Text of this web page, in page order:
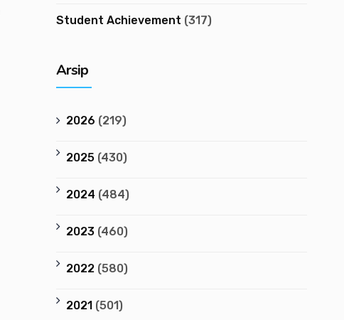
Student Achievement (317)
Arsip
2026 (219)
2025(430)
2024 (484)
2023(460)
2022(580)
2021(501)